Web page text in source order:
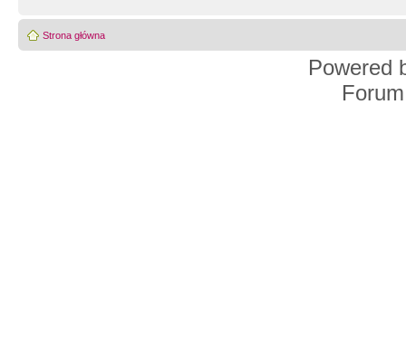
Strona główna
Powered